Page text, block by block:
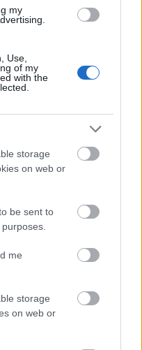
my
Use,
of my
with the
storage
on web or
be sent to
me
storage
on web or
νομάδων
επιτρέποντας
νέους
τις
Για πολλούς,
όνειρο που γίνεται
έναν τρόπο να
γραφείου από τις 9
σε όλο τον κόσμο.
διακοπές
νομάδες